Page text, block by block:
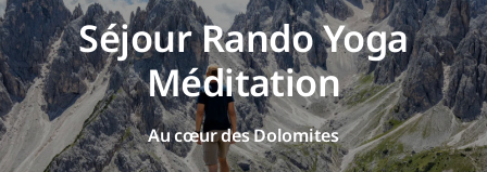
Séjour Rando Yoga
Méditation
Au cœur des Dolomites